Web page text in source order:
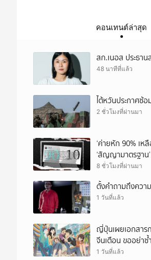
คอนเทนต์ล่าสุด
สก.เนอส ประธา
48 นาทีที่แล้ว
ไต้หวันประกาศซ้อ
2 ชั่วโมงที่ผ่านมา
‘ค่ายหัก 90% เห
‘สัญญามาตรฐาน’
8 ชั่วโมงที่ผ่านมา
ตั้งคำถามถึงควา
1 วันที่แล้ว
ญี่ปุ่นเผยเอกสาร
จีนเตือน ขออย่าซ้
1 วันที่แล้ว